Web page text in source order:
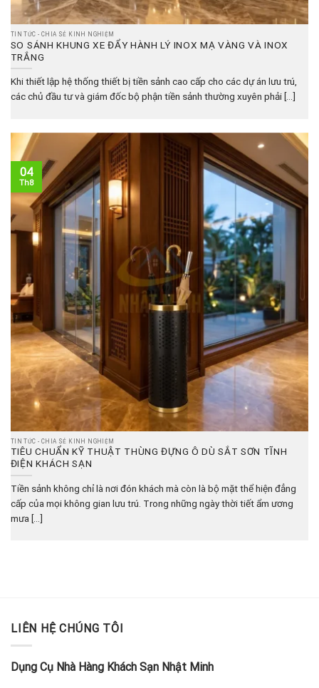
TIN TỨC - CHIA SẺ KINH NGHIỆM
SO SÁNH KHUNG XE ĐẨY HÀNH LÝ INOX MẠ VÀNG VÀ INOX
TRẮNG
Khi thiết lập hệ thống thiết bị tiền sảnh cao cấp cho các dự án lưu trú,
các chủ đầu tư và giám đốc bộ phận tiền sảnh thường xuyên phải [...]
TIN TỨC - CHIA SẺ KINH NGHIỆM
TIÊU CHUẨN KỸ THUẬT THÙNG ĐỰNG Ô DÙ SẮT SƠN TĨNH
ĐIỆN KHÁCH SẠN
Tiền sảnh không chỉ là nơi đón khách mà còn là bộ mặt thể hiện đẳng
cấp của mọi không gian lưu trú. Trong những ngày thời tiết ẩm ương
mưa [...]
04
Th8
LIÊN HỆ CHÚNG TÔI
Dụng Cụ Nhà Hàng Khách Sạn Nhật Minh